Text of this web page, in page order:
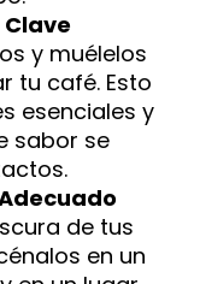
y muélelos
tu café. Esto
esenciales y
sabor se
de tus
en un